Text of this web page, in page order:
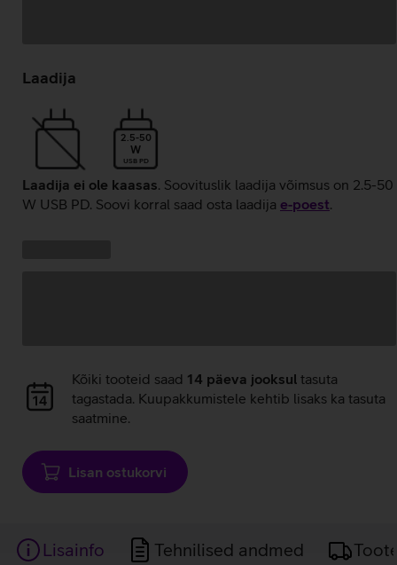
laadimine
Laadija
2.5-50
W
USB PD
Laadija ei ole kaasas. Soovituslik laadija võimsus on 2.5-50
W USB PD. Soovi korral saad osta laadija e‑poest.
Andmete
laadimine
Kõiki tooteid saad 14 päeva jooksul tasuta
tagastada. Kuupakkumistele kehtib lisaks ka tasuta
saatmine.
Lisan ostukorvi
Lisainfo Tehnilised andmed